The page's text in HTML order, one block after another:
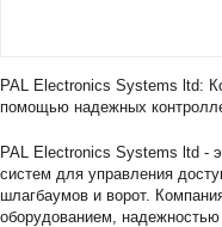
PAL Electronics Systems ltd:
помощью надежных
PAL Electronics Systems ltd -
систем для управления
шлагбаумов и ворот.
оборудованием,